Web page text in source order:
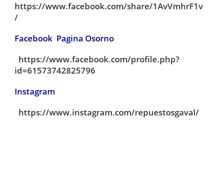
https://www.facebook.com/share/1AvVmhrF1v
/
Facebook Pagina Osorno
https://www.facebook.com/profile.php?
id=61573742825796
Instagram
https://www.instagram.com/repuestosgaval/